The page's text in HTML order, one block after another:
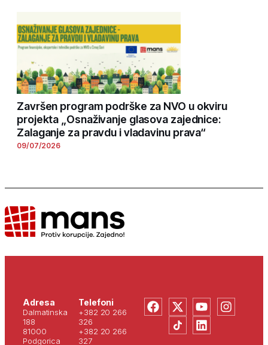
Završen program podrške za NVO u okviru
projekta „Osnaživanje glasova zajednice:
Zalaganje za pravdu i vladavinu prava“
09/07/2026
Adresa
Dalmatinska
188
81000
Podgorica
Telefoni
+382 20 266
326
+382 20 266
327